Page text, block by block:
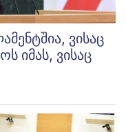
ვისაც
იმას, ვისაც